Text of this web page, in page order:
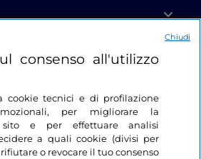
consenso all'utilizzo
cookie tecnici e di profilazione
per migliorare la
sito e per effettuare analisi
a quali cookie (divisi per
o revocare il tuo consenso
Chiudi